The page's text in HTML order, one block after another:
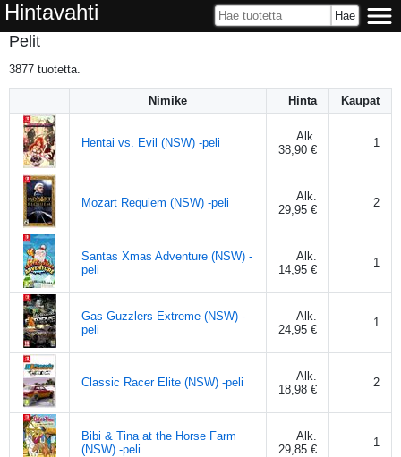
Hintavahti
Pelit
3877 tuotetta.
Nimike Hinta Kaupat
Hentai vs. Evil (NSW) -peli
Alk.
38,90 €
1
Mozart Requiem (NSW) -peli
Alk.
29,95 €
2
Santas Xmas Adventure (NSW) -
peli
Alk.
14,95 €
1
Gas Guzzlers Extreme (NSW) -
peli
Alk.
24,95 €
1
Classic Racer Elite (NSW) -peli
Alk.
18,98 €
2
Bibi & Tina at the Horse Farm
(NSW) -peli
Alk.
29,85 €
1